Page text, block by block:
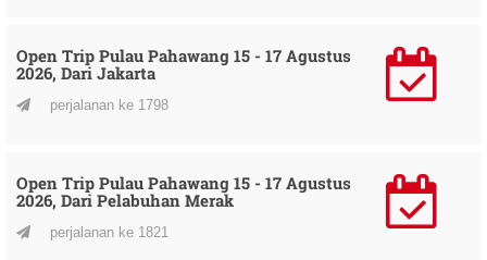
Open Trip Pulau Pahawang 15 - 17 Agustus
2026, Dari Jakarta
perjalanan ke 1798
Open Trip Pulau Pahawang 15 - 17 Agustus
2026, Dari Pelabuhan Merak
perjalanan ke 1821